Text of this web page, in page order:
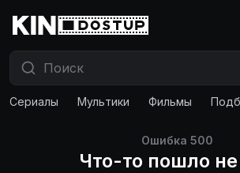
Сериалы Мультики Фильмы
Ошибка 500
Что-то пошло не